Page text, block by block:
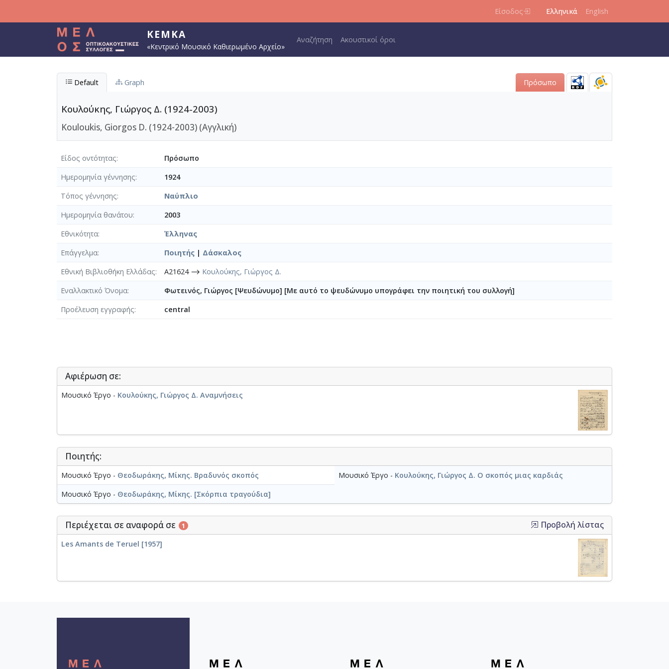
Είσοδος Ελληνικά English
ΚΕΜΚΑ
«Κεντρικό Μουσικό Καθιερωμένο Αρχείο»
Main navigation
Αναζήτηση Ακουστικοί όροι
Default Graph Πρόσωπο
Κουλούκης, Γιώργος Δ. (1924-2003)
Kouloukis, Giorgos D. (1924-2003) (Αγγλική)
Είδος οντότητας
Πρόσωπο
Ημερομηνία γέννησης
1924
Τόπος γέννησης
Ναύπλιο
Ημερομηνία θανάτου
2003
Εθνικότητα
Έλληνας
Επάγγελμα
Ποιητής | Δάσκαλος
Εθνική Βιβλιοθήκη Ελλάδας
A21624 ⟶ Κουλούκης, Γιώργος Δ.
Εναλλακτικό Όνομα
Φωτεινός, Γιώργος [Ψευδώνυμο] [Με αυτό το ψευδώνυμο υπογράφει την ποιητική του συλλογή]
Προέλευση εγγραφής
central
Αφιέρωση σε:
Μουσικό Έργο - Κουλούκης, Γιώργος Δ. Αναμνήσεις
Ποιητής:
Μουσικό Έργο - Θεοδωράκης, Μίκης. Βραδυνός σκοπός Μουσικό Έργο - Κουλούκης, Γιώργος Δ. Ο σκοπός μιας καρδιάς
Μουσικό Έργο - Θεοδωράκης, Μίκης. [Σκόρπια τραγούδια]
Περιέχεται σε αναφορά σε 1 Προβολή λίστας
Les Amants de Teruel [1957]